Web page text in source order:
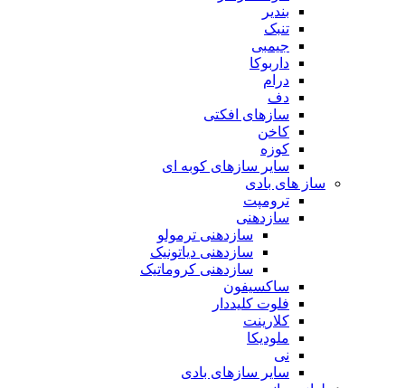
بندیر
تنبک
جیمبی
داربوکا
درام
دف
سازهای افکتی
کاخن
کوزه
سایر سازهای کوبه ای
ساز های بادی
ترومپت
سازدهنی
سازدهنی ترمولو
سازدهنی دیاتونیک
سازدهنی کروماتیک
ساکسیفون
فلوت کلیددار
کلارینت
ملودیکا
نی
سایر سازهای بادی